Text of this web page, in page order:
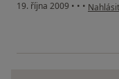
19. října 2009 • • • podle